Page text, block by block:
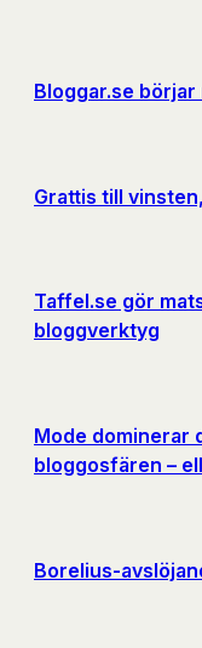
Bloggar.se
Grattis till
Taffel.se gör
bloggverktyg
Mode dominerar
bloggosfären –
Borelius-